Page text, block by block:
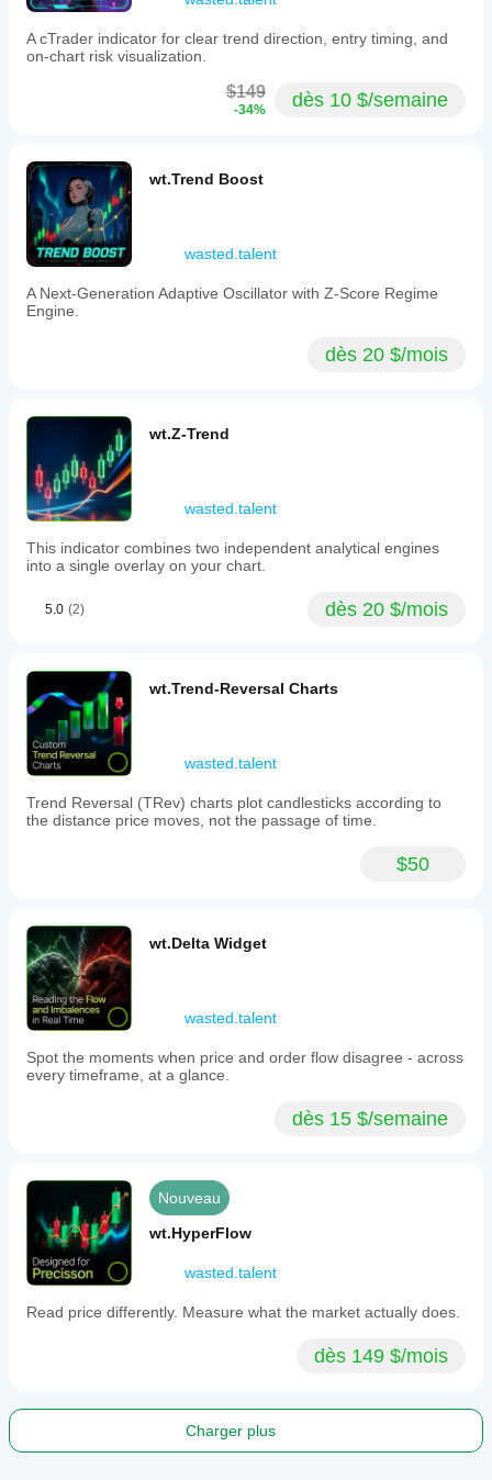
each
containing
roughly
time
or
volume.
Key
features
include
time
visualization
thresholds,
coloring
by
TIB
membership,
live
display
of
bar,
for
statistical
significance,
configurable
expected
size
and
tracking
imbalance
intensity
and
information
density.
This
approach
enables
more
reduces
noise
from
uninformed
trades,
provides
It
A cTrader indicator for clear trend direction, entry timing, and
on-chart risk visualization.
$149
-34% dès 10 $/semaine
wt.Trend Boost
wasted.talent
A Next-Generation Adaptive Oscillator with Z-Score Regime
Engine.
dès 20 $/mois
wt.Z-Trend
wasted.talent
This indicator combines two independent analytical engines
into a single overlay on your chart.
5.0 (2) dès 20 $/mois
wt.Trend-Reversal Charts
wasted.talent
Trend Reversal (TRev) charts plot candlesticks according to
the distance price moves, not the passage of time.
$50
wt.Delta Widget
wasted.talent
Spot the moments when price and order flow disagree - across
every timeframe, at a glance.
dès 15 $/semaine
Nouveau
wt.HyperFlow
wasted.talent
Read price differently. Measure what the market actually does.
dès 149 $/mois
Charger plus